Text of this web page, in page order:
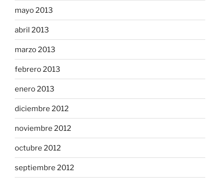
mayo 2013
abril 2013
marzo 2013
febrero 2013
enero 2013
diciembre 2012
noviembre 2012
octubre 2012
septiembre 2012